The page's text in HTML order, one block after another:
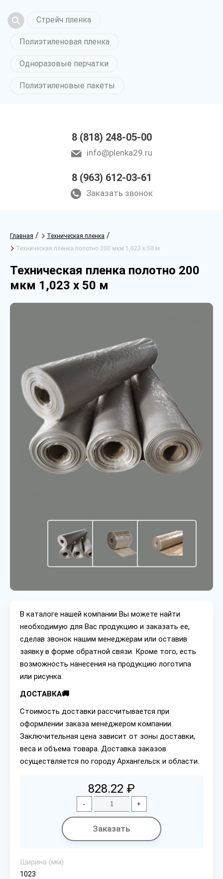
Стрейч пленка
Полиэтиленовая пленка
Одноразовые перчатки
Полиэтиленовые пакеты
8 (818) 248-05-00
info@plenka29.ru
8 (963) 612-03-61
Заказать звонок
Главная / Техническая пленка /
Техническая пленка полотно 200 мкм 1,023 х 50 м
Техническая пленка полотно 200
мкм 1,023 х 50 м
В каталоге нашей компании Вы можете найти
необходимую для Вас продукцию и заказать ее,
сделав звонок нашим менеджерам или оставив
заявку в форме обратной связи. Кроме того, есть
возможность нанесения на продукцию логотипа
или рисунка.
ДОСТАВКА🚚
Стоимость доставки рассчитывается при
оформлении заказа менеджером компании.
Заключительная цена зависит от зоны доставки,
веса и объема товара. Доставка заказов
осуществляется по городу Архангельск и области.
828.22 ₽
- +
Заказать
Ширина (мм)
1023